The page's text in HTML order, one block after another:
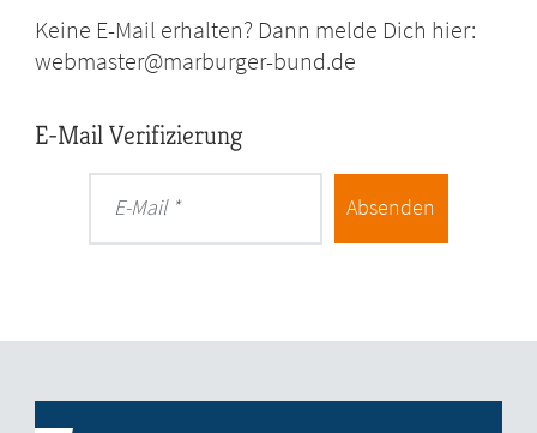
Keine E-Mail erhalten? Dann melde Dich hier:
webmaster@marburger-bund.de
E-Mail Verifizierung
E-Mail Absenden